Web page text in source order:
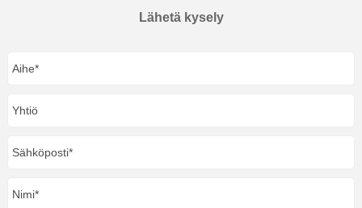
Lähetä kysely